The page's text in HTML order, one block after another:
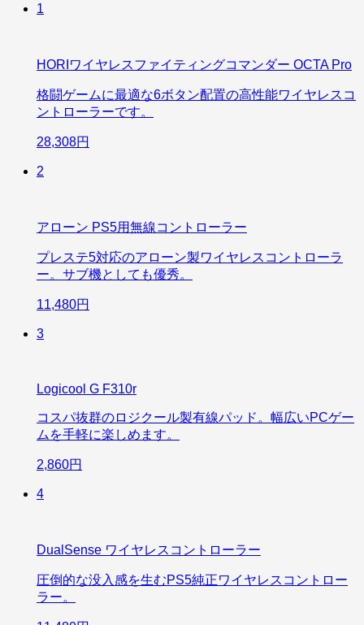
1
HORIワイヤレスファイティングコマンダー OCTA Pro
格闘ゲームに最適な6ボタン配置の高性能ワイヤレスコ
ントローラーです。
28,308円
2
アローン PS5用無線コントローラー
プレステ5対応のアローン製ワイヤレスコントローラ
ー。サブ機としても優秀。
11,480円
3
Logicool G F310r
コスパ抜群のロジクール製有線パッド。幅広いPCゲー
ムを手軽に楽しめます。
2,860円
4
DualSense ワイヤレスコントローラー
圧倒的な没入感を生むPS5純正ワイヤレスコントロー
ラー。